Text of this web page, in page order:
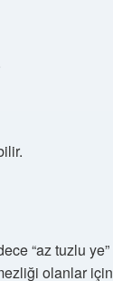
“az tuzlu ye”
olanlar için